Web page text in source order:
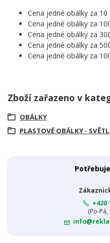
Cena jedné obálky za 10
Cena jedné obálky za
Cena jedné obálky za
Cena jedné obálky za
Cena jedné obálky za
Zboží zařazeno v
OBÁLKY
PLASTOVÉ OBÁLKY -
+420
(Po-